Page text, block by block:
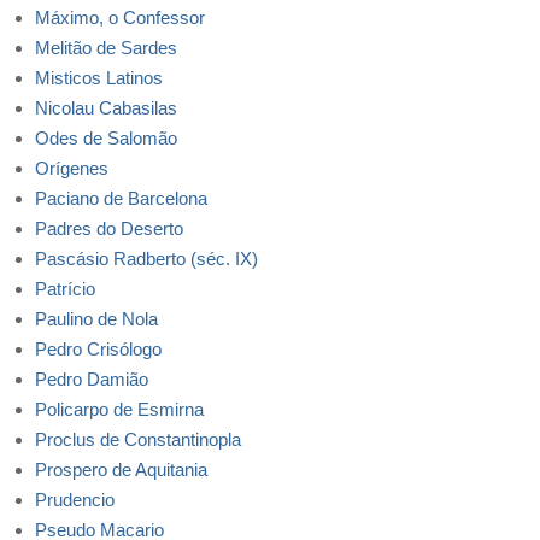
Máximo, o Confessor
Melitão de Sardes
Misticos Latinos
Nicolau Cabasilas
Odes de Salomão
Orígenes
Paciano de Barcelona
Padres do Deserto
Pascásio Radberto (séc. IX)
Patrício
Paulino de Nola
Pedro Crisólogo
Pedro Damião
Policarpo de Esmirna
Proclus de Constantinopla
Prospero de Aquitania
Prudencio
Pseudo Macario